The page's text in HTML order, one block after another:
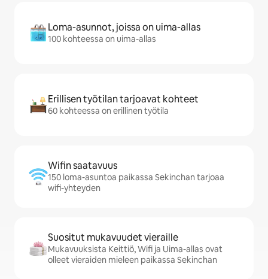
Loma-asunnot, joissa on uima-allas
100 kohteessa on uima-allas
Erillisen työtilan tarjoavat kohteet
60 kohteessa on erillinen työtila
Wifin saatavuus
150 loma-asuntoa paikassa Sekinchan tarjoaa
wifi-yhteyden
Suositut mukavuudet vieraille
Mukavuuksista Keittiö, Wifi ja Uima-allas ovat
olleet vieraiden mieleen paikassa Sekinchan